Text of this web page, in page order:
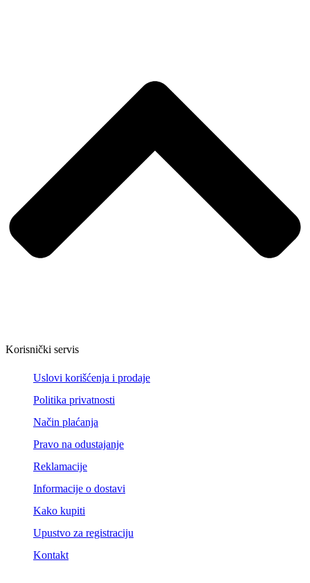
Korisnički servis
Uslovi korišćenja i prodaje
Politika privatnosti
Način plaćanja
Pravo na odustajanje
Reklamacije
Informacije o dostavi
Kako kupiti
Upustvo za registraciju
Kontakt